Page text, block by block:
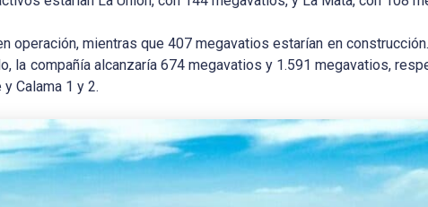
operación, mientras que 407 megavatios estarían en
la compañía alcanzaría 674 megavatios y 1.591 megavatios,
Calama 1 y 2.